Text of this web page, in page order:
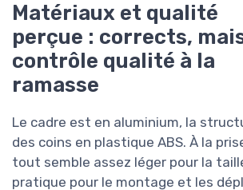
Matériaux et qualité
perçue : corrects,
contrôle qualité à la
ramasse
Le cadre est en aluminium, la
des coins en plastique ABS. À la
tout semble assez léger pour la
pratique pour le montage et les